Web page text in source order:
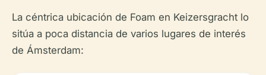
La céntrica ubicación de Foam en Keizersgracht lo
sitúa a poca distancia de varios lugares de interés
de Ámsterdam: